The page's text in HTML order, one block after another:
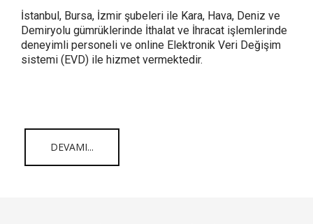
İstanbul, Bursa, İzmir şubeleri ile Kara, Hava, Deniz ve
Demiryolu gümrüklerinde İthalat ve İhracat işlemlerinde
deneyimli personeli ve online Elektronik Veri Değişim
sistemi (EVD) ile hizmet vermektedir.
DEVAMI...